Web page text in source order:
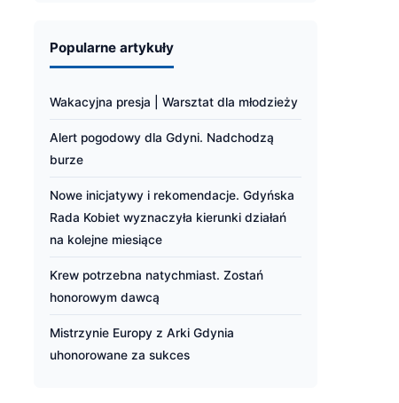
Popularne artykuły
Wakacyjna presja | Warsztat dla młodzieży
Alert pogodowy dla Gdyni. Nadchodzą
burze
Nowe inicjatywy i rekomendacje. Gdyńska
Rada Kobiet wyznaczyła kierunki działań
na kolejne miesiące
Krew potrzebna natychmiast. Zostań
honorowym dawcą
Mistrzynie Europy z Arki Gdynia
uhonorowane za sukces